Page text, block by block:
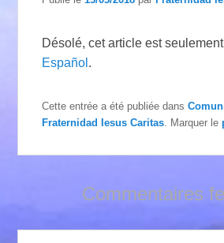
Désolé, cet article est
Español .
Cette entrée a été publiée dans
Fraternidad Iesus Caritas . Marquer le
Commentaires